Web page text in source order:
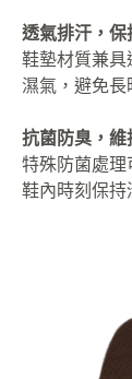
透氣排汗，保
鞋墊材質兼具
濕氣，避免長
抗菌防臭，維
特殊防菌處理
鞋內時刻保持